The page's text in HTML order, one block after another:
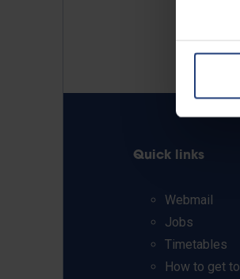
Quick links
Webmail
Jobs
Timetables
How to get to